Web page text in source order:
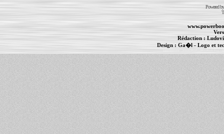
Powered
Rédaction :
Design : Ga�l- Logo et